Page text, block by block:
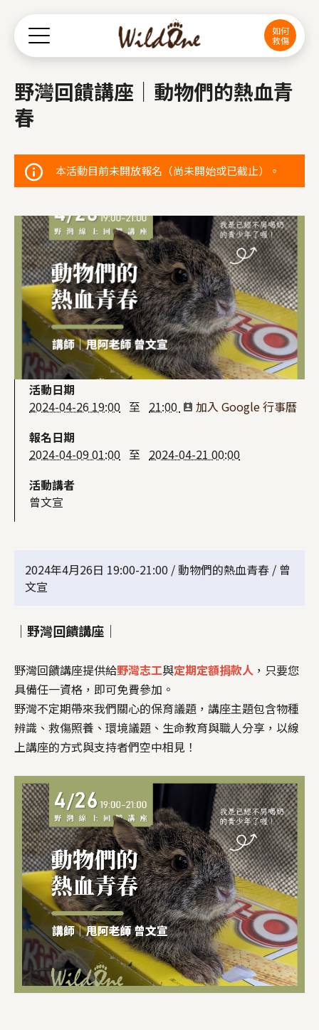
野灣回饋講座｜動物們的熱血青
春
本活動目前未開放報名（尚未開始或已截止）。
活動日期
2024-04-26 19:00 至 21:00
加入 Google 行事曆
報名日期
2024-04-09 01:00 至 2024-04-21 00:00
活動講者
曾文宣
2024年4月26日 19:00-21:00 / 動物們的熱血青春 / 曾
文宣
｜野灣回饋講座｜
野灣回饋講座提供給野灣志工與定期定額捐款人 ，只要您
具備任一資格，即可免費參加。
野灣不定期帶來我們關心的保育議題，講座主題包含物種
辨識、救傷照養、環境議題、生命教育與職人分享，以線
上講座的方式與支持者們空中相見！
如何
救傷